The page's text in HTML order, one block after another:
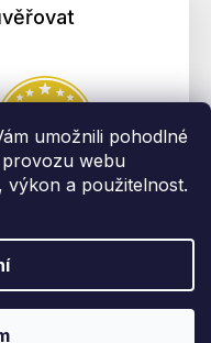
umožnili pohodlné
webu
výkon a použitelnost.